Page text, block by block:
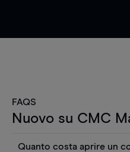
FAQS
Nuovo su CMC
Quanto costa aprire un